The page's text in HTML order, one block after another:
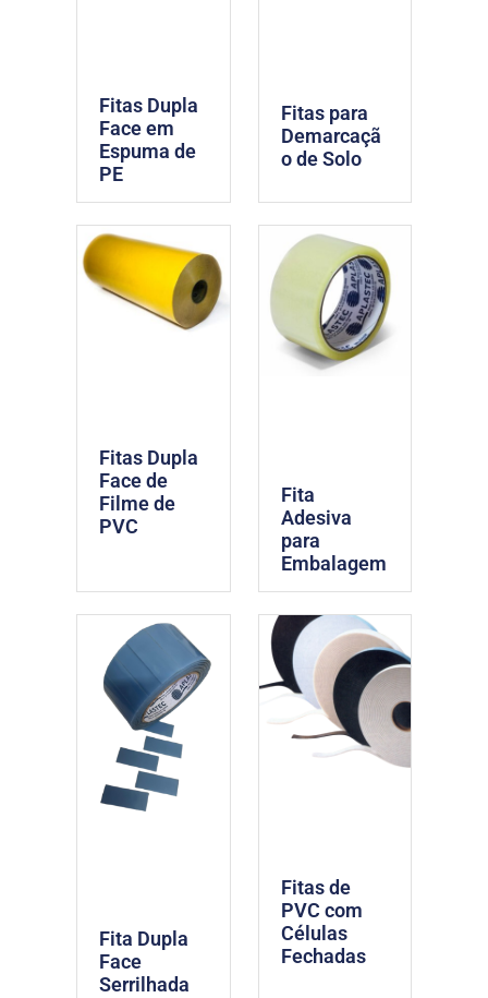
Fitas Dupla
Face em
Espuma de
PE
Fitas para
Demarcaçã
o de Solo
Fitas Dupla
Face de
Filme de
PVC
Fita
Adesiva
para
Embalagem
Fita Dupla
Face
Serrilhada
Fitas de
PVC com
Células
Fechadas